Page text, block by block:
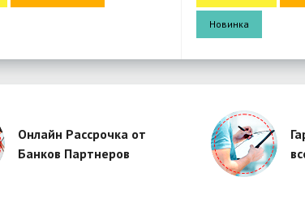
Онлайн Рассрочка от
Банков Партнеров